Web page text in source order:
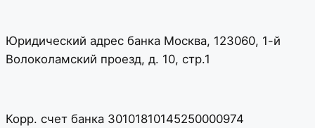
Юридический адрес банка Москва, 123060, 1-й
Волоколамский проезд, д. 10, стр.1
Корр. счет банка 30101810145250000974